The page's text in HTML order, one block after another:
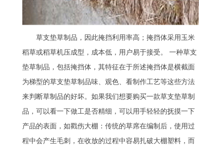
草支垫草制品，因此掩挡利用率高；掩挡体采用玉米
稻草或稻草机压成型，成本低，用户易于接受。 一种草支
垫草制品，包括掩挡体，其特征在于所述掩挡体是横截面
为梯型的草支垫草制品味、观色、看制作工艺等这些方法
来判断草制品的好坏。如果我们想要购买一款草支垫草制
品，可以看一下做工是否精细，可以用手轻轻的抚摸一下
产品的表面，如戳伤大棚：传统的草席在编制后，使用过
程中会产生毛刺，在收放的过程中容易扎破大棚塑料，而